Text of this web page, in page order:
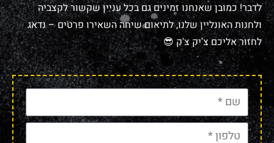
לדבר! כמובן שאנחנו זמינים גם בכל עניין שקשור לקצביה
ולחנות האונליין שלנו, לתיאום שיחה השאירו פרטים – נדאג
לחזור אליכם צ'יק צ'ק 😎